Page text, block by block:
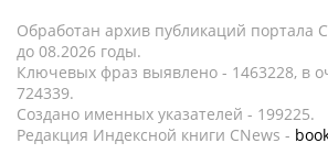
Обработан архив публикаций портала
до 08.2026 годы.
Ключевых фраз выявлено - 1463228, в
724339.
Создано именных указателей - 199225.
Редакция Индексной книги CNews -